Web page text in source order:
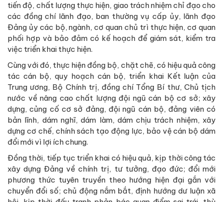
tiến độ, chất lượng thực hiện, giao trách nhiệm chỉ đạo cho
các đồng chí lãnh đạo, ban thường vụ cấp ủy, lãnh đạo
Đảng ủy các bộ, ngành, cơ quan chủ trì thực hiện, cơ quan
phối hợp và bảo đảm có kế hoạch để giám sát, kiểm tra
việc triển khai thực hiện.
Cùng với đó, thực hiện đồng bộ, chặt chẽ, có hiệu quả công
tác cán bộ, quy hoạch cán bộ, triển khai Kết luận của
Trung ương, Bộ Chính trị, đồng chí Tổng Bí thư, Chủ tịch
nước về nâng cao chất lượng đội ngũ cán bộ cơ sở; xây
dựng, củng cố cơ sở đảng, đội ngũ cán bộ, đảng viên có
bản lĩnh, dám nghĩ, dám làm, dám chịu trách nhiệm, xây
dựng cơ chế, chính sách tạo động lực, bảo vệ cán bộ dám
đổi mới vì lợi ích chung.
Đồng thời, tiếp tục triển khai có hiệu quả, kịp thời công tác
xây dựng Đảng về chính trị, tư tưởng, đạo đức; đổi mới
phương thức tuyên truyền theo hướng hiện đại gắn với
chuyển đổi số; chủ động nắm bắt, định hướng dư luận xã